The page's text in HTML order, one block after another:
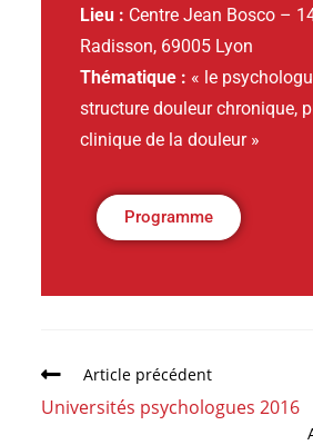
Lieu : Centre Jean Bosco –
Radisson, 69005 Lyon
Thématique : « le
structure douleur chronique,
clinique de la douleur »
Programme
Article précédent
Universités psychologues 2016